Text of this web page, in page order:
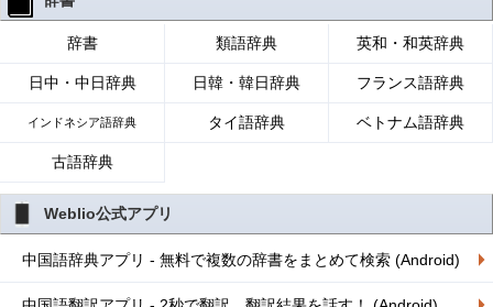
辞書 類語辞典 英和・和英辞典
日中・中日辞典 日韓・韓日辞典 フランス語辞典
インドネシア語辞典 タイ語辞典 ベトナム語辞典
古語辞典
Weblio公式アプリ
中国語辞典アプリ - 無料で複数の辞書をまとめて検索 (Android)